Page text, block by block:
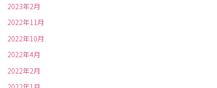
2023年2月
2022年11月
2022年10月
2022年4月
2022年2月